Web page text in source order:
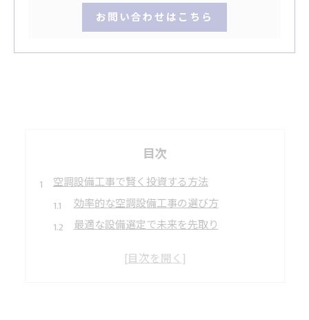
お問い合わせはこちら
目次
空調設備工事で賢く投資する方法
効率的な空調設備工事の選び方
最適な設備選定で未来を先取り
専門家が教える投資の成功事例